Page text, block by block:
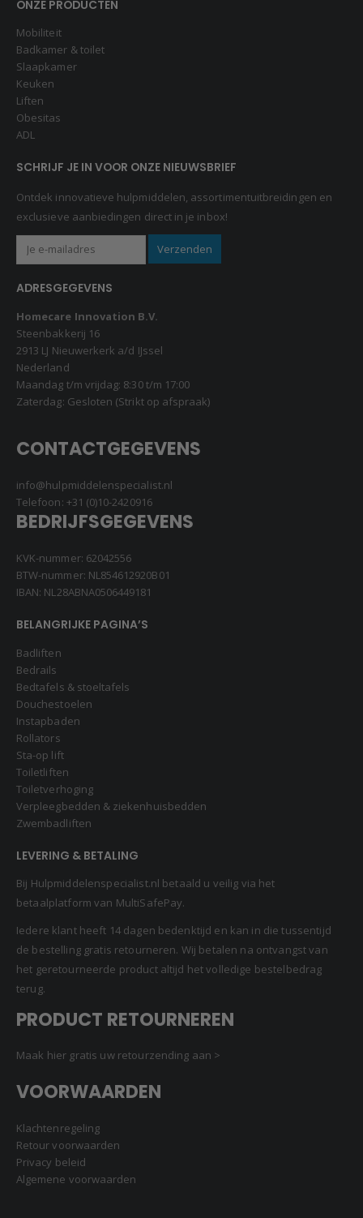
ONZE PRODUCTEN
Mobiliteit
Badkamer & toilet
Slaapkamer
Keuken
Liften
Obesitas
ADL
SCHRIJF JE IN VOOR ONZE NIEUWSBRIEF
Ontdek innovatieve hulpmiddelen, assortimentuitbreidingen en
exclusieve aanbiedingen direct in je inbox!
ADRESGEGEVENS
Homecare Innovation B.V.
Steenbakkerij 16
2913 LJ Nieuwerkerk a/d IJssel
Nederland
Maandag t/m vrijdag: 8:30 t/m 17:00
Zaterdag: Gesloten (Strikt op afspraak)
CONTACTGEGEVENS
info@hulpmiddelenspecialist.nl
Telefoon: +31 (0)10-2420916
BEDRIJFSGEGEVENS
KVK-nummer: 62042556
BTW-nummer: NL854612920B01
IBAN: NL28ABNA0506449181
BELANGRIJKE PAGINA’S
Badliften
Bedrails
Bedtafels & stoeltafels
Douchestoelen
Instapbaden
Rollators
Sta-op lift
Toiletliften
Toiletverhoging
Verpleegbedden & ziekenhuisbedden
Zwembadliften
LEVERING & BETALING
Bij Hulpmiddelenspecialist.nl betaald u veilig via het
betaalplatform van MultiSafePay.
Iedere klant heeft 14 dagen bedenktijd en kan in die tussentijd
de bestelling gratis retourneren. Wij betalen na ontvangst van
het geretourneerde product altijd het volledige bestelbedrag
terug.
PRODUCT RETOURNEREN
Maak hier gratis uw retourzending aan >
VOORWAARDEN
Klachtenregeling
Retour voorwaarden
Privacy beleid
Algemene voorwaarden